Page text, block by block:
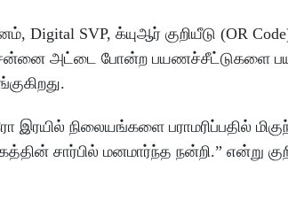
SVP, க்யுஆர் குறியீடு (OR
சென்னை அட்டை போன்ற பயணச்சீட்டுகளை
நிலையங்களை பராமரிப்பதில்
சார்பில் மனமார்ந்த நன்றி.” என்று